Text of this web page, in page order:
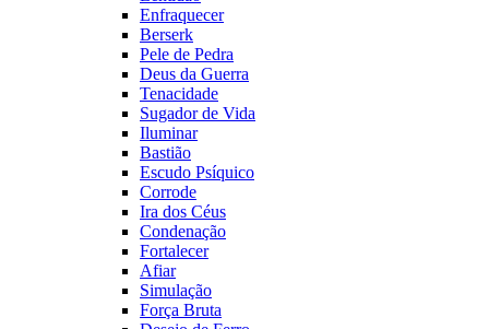
Enfraquecer
Berserk
Pele de Pedra
Deus da Guerra
Tenacidade
Sugador de Vida
Iluminar
Bastião
Escudo Psíquico
Corrode
Ira dos Céus
Condenação
Fortalecer
Afiar
Simulação
Força Bruta